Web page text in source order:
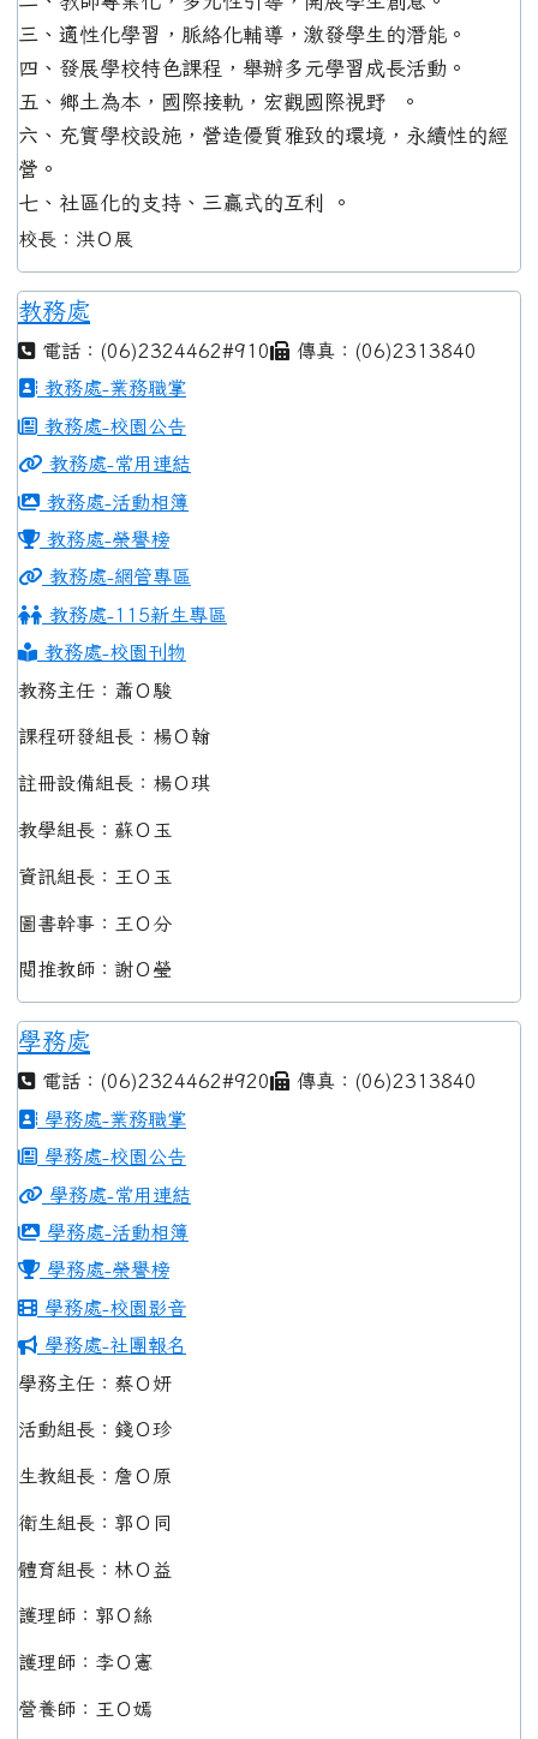
三、適性化學習，脈絡化輔導，激發學生的潛能。
四、發展學校特色課程，舉辦多元學習成長活動。
五、鄉土為本，國際接軌，宏觀國際視野 。
六、充實學校設施，營造優質雅致的環境，永續性的經
營。
七、社區化的支持、三贏式的互利 。
校長：洪Ｏ展
教務處
電話：(06)2324462#910
傳真：(06)2313840
教務處-業務職掌
教務處-校園公告
教務處-常用連結
教務處-活動相簿
教務處-榮譽榜
教務處-網管專區
教務處-115新生專區
教務處-校園刊物
教務主任：蕭Ｏ駿
課程研發組長：楊Ｏ翰
註冊設備組長：楊Ｏ琪
教學組長：蘇Ｏ玉
資訊組長：王Ｏ玉
圖書幹事：王Ｏ分
閱推教師：謝Ｏ瑩
學務處
電話：(06)2324462#920
傳真：(06)2313840
學務處-業務職掌
學務處-校園公告
學務處-常用連結
學務處-活動相簿
學務處-榮譽榜
學務處-校園影音
學務處-社團報名
學務主任：蔡Ｏ妍
活動組長：錢Ｏ珍
生教組長：詹Ｏ原
衛生組長：郭Ｏ同
體育組長：林Ｏ益
護理師：郭Ｏ絲
護理師：李Ｏ憲
營養師：王Ｏ嫣